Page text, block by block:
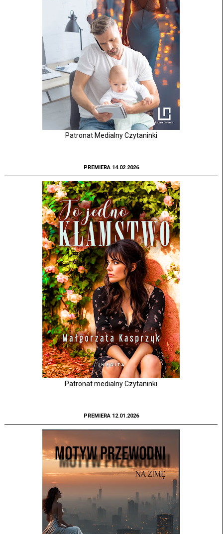
Patronat Medialny Czytaninki
PREMIERA 14.02.2026
Patronat medialny Czytaninki
PREMIERA 12.01.2026